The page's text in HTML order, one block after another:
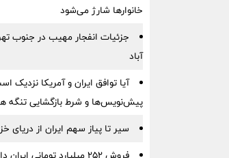
خانوارها شارژ می‌شود
جزئیات انفجار مهیب در
آباد
آیا توافق ایران و آمریکا نزدیک
پیش‌نویس‌ها و شرط بازگشایی تنگه
سیر تا پیاز سهم ایران از دریای